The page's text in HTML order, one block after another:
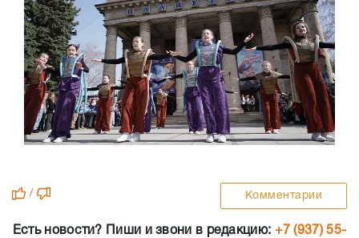
/ Комментарии
Есть новости? Пиши и звони в редакцию: +7 (937) 55-